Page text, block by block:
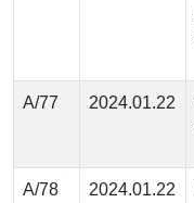
А/77 2024.01.22
А/78 2024.01.22